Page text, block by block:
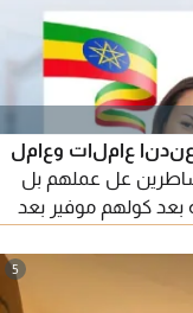
عاملات وعامل
شاطرين عل عملهم بل
بعد كولهم موفير بعد
5